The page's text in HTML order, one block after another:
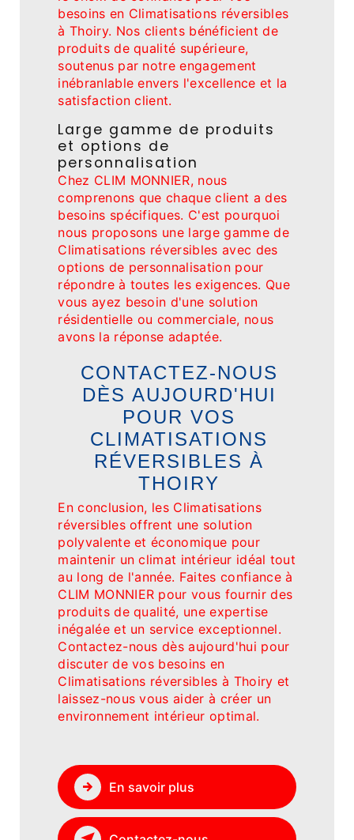
besoins en Climatisations réversibles
à Thoiry. Nos clients bénéficient de
produits de qualité supérieure,
soutenus par notre engagement
inébranlable envers l'excellence et la
satisfaction client.
Large gamme de produits
et options de
personnalisation
Chez CLIM MONNIER, nous
comprenons que chaque client a des
besoins spécifiques. C'est pourquoi
nous proposons une large gamme de
Climatisations réversibles avec des
options de personnalisation pour
répondre à toutes les exigences. Que
vous ayez besoin d'une solution
résidentielle ou commerciale, nous
avons la réponse adaptée.
CONTACTEZ-NOUS
DÈS AUJOURD'HUI
POUR VOS
CLIMATISATIONS
RÉVERSIBLES À
THOIRY
En conclusion, les Climatisations
réversibles offrent une solution
polyvalente et économique pour
maintenir un climat intérieur idéal tout
au long de l'année. Faites confiance à
CLIM MONNIER pour vous fournir des
produits de qualité, une expertise
inégalée et un service exceptionnel.
Contactez-nous dès aujourd'hui pour
discuter de vos besoins en
Climatisations réversibles à Thoiry et
laissez-nous vous aider à créer un
environnement intérieur optimal.
En savoir plus